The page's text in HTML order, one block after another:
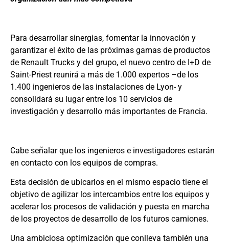
Para desarrollar sinergias, fomentar la innovación y
garantizar el éxito de las próximas gamas de productos
de Renault Trucks y del grupo, el nuevo centro de I+D de
Saint-Priest reunirá a más de 1.000 expertos –de los
1.400 ingenieros de las instalaciones de Lyon- y
consolidará su lugar entre los 10 servicios de
investigación y desarrollo más importantes de Francia.
Cabe señalar que los ingenieros e investigadores estarán
en contacto con los equipos de compras.
Esta decisión de ubicarlos en el mismo espacio tiene el
objetivo de agilizar los intercambios entre los equipos y
acelerar los procesos de validación y puesta en marcha
de los proyectos de desarrollo de los futuros camiones.
Una ambiciosa optimización que conlleva también una